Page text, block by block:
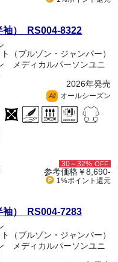
袖） RS004-8322
（ブルゾン・ジャンパー）
メディカルパーソンユニ
2026年発売
All オールシーズン
30～32% OFF
参考価格￥8,690-
1%ポイント 還元
袖） RS004-7283
（ブルゾン・ジャンパー）
メディカルパーソンユニ